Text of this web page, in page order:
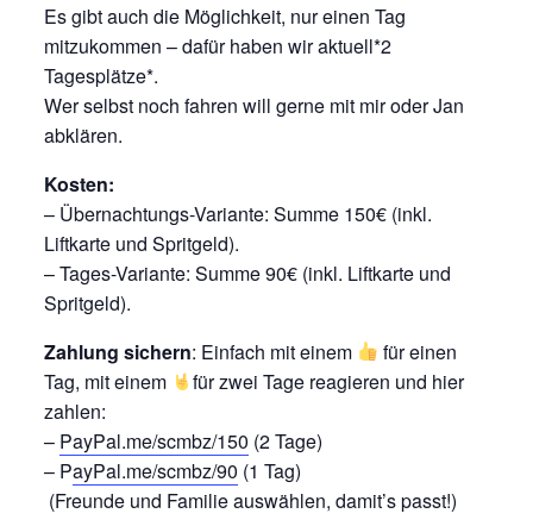
Es gibt auch die Möglichkeit, nur einen Tag
mitzukommen – dafür haben wir aktuell*2
Tagesplätze*.
Wer selbst noch fahren will gerne mit mir oder Jan
abklären.
Kosten:
– Übernachtungs-Variante: Summe 150€ (inkl.
Liftkarte und Spritgeld).
– Tages-Variante: Summe 90€ (inkl. Liftkarte und
Spritgeld).
Zahlung sichern: Einfach mit einem
für einen
Tag, mit einem
für zwei Tage reagieren und hier
zahlen:
– PayPal.me/scmbz/150 (2 Tage)
– PayPal.me/scmbz/90 (1 Tag)
⁠ (Freunde und Familie auswählen, damit’s passt!)